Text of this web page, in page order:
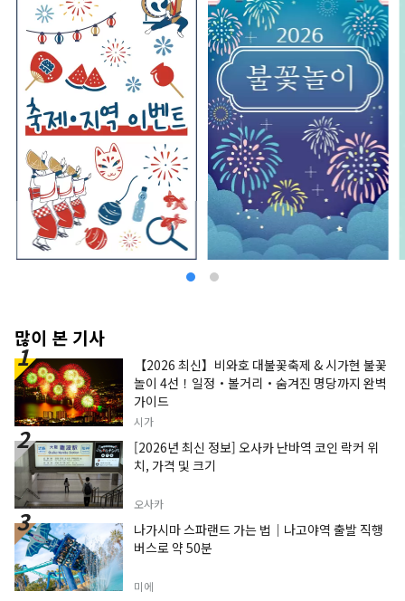
많이 본 기사
【2026 최신】비와호 대불꽃축제 & 시가현 불꽃
놀이 4선！일정・볼거리・숨겨진 명당까지 완벽
가이드
시가
[2026년 최신 정보] 오사카 난바역 코인 락커 위
치, 가격 및 크기
오사카
나가시마 스파랜드 가는 법｜나고야역 출발 직행
버스로 약 50분
미에